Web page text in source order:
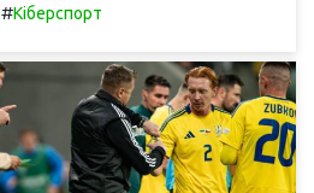
#Кіберспорт